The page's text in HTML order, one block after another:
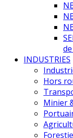
INDUSTRIES
Hors
Minier